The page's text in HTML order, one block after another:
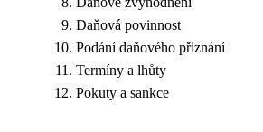
Daňová povinnost
Podání daňového přiznání
Termíny a lhůty
Pokuty a sankce